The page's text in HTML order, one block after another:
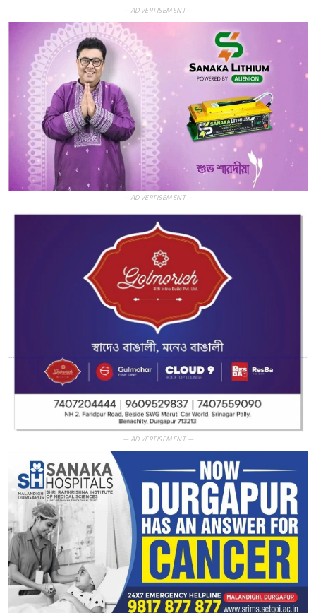
— ADVERTISEMENT —
— ADVERTISEMENT —
— ADVERTISEMENT —